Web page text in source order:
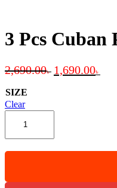
3 Pcs
2,690.00৳ Original
price
1,690.00৳
price
SIZE
Clear
Cuban
Lemon+Pest+Sky